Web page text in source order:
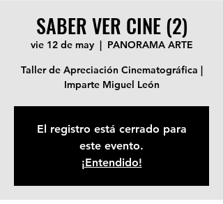
SABER VER CINE (2)
vie 12 de may
  |
PANORAMA ARTE
Taller de Apreciación Cinematográfica |
Imparte Miguel León
El registro está cerrado para
este evento.
¡Entendido!